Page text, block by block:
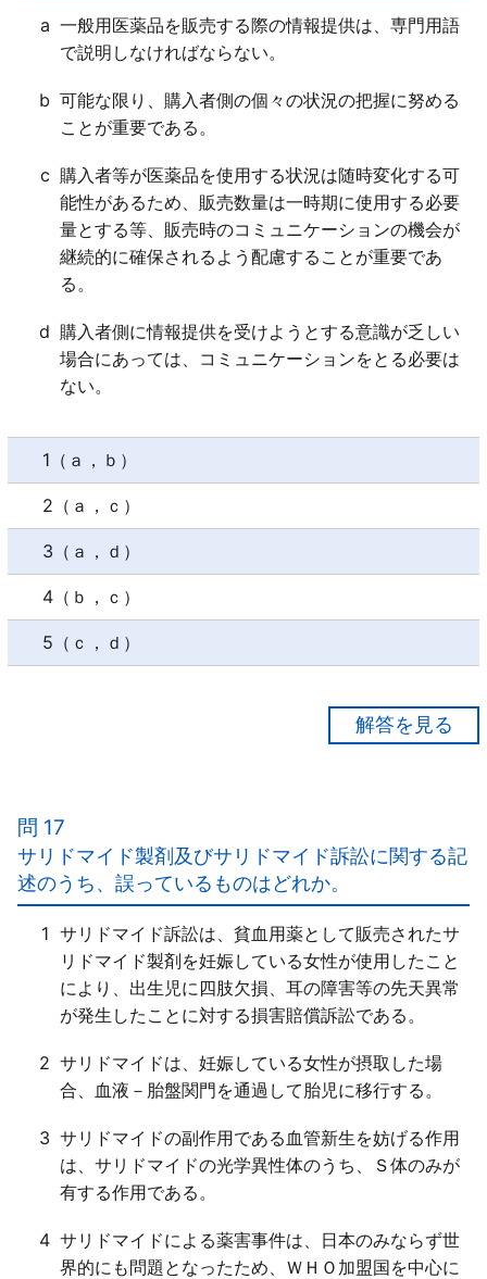
患部が広範囲である場合等）に、一般用医薬品を使用
することは、一般用医薬品の役割にかんがみて、「適
切な対処とはいえない」。
ｃ○
a 一般用医薬品を販売する際の情報提供は、専門用語
で説明しなければならない。
b 可能な限り、購入者側の個々の状況の把握に努める
ことが重要である。
c 購入者等が医薬品を使用する状況は随時変化する可
能性があるため、販売数量は一時期に使用する必要
量とする等、販売時のコミュニケーションの機会が
継続的に確保されるよう配慮することが重要であ
る。
d 購入者側に情報提供を受けようとする意識が乏しい
場合にあっては、コミュニケーションをとる必要は
ない。
1（ａ，ｂ）
2（ａ，ｃ）
3（ａ，ｄ）
4（ｂ，ｃ）
5（ｃ，ｄ）
一般用医薬品を販売する際の情報提供は、「専門用語
を分かりやすい平易な表現で説明する」。
ｂ○
ｃ○
購入者側に情報提供を受けようとする意識が乏しく、
コミュニケーションが成立しがたい場合でも、「購入
者側から医薬品の使用状況に係る情報をできる限り引
き出し、可能な情報提供を行っていくためのコミュニ
ケーション技術を身につけるべきである」。
問 17
サリドマイド製剤及びサリドマイド訴訟に関する記
述のうち、誤っているものはどれか。
1 サリドマイド訴訟は、貧血用薬として販売されたサ
リドマイド製剤を妊娠している女性が使用したこと
により、出生児に四肢欠損、耳の障害等の先天異常
が発生したことに対する損害賠償訴訟である。
2 サリドマイドは、妊娠している女性が摂取した場
合、血液－胎盤関門を通過して胎児に移行する。
3 サリドマイドの副作用である血管新生を妨げる作用
は、サリドマイドの光学異性体のうち、Ｓ体のみが
有する作用である。
4 サリドマイドによる薬害事件は、日本のみならず世
界的にも問題となったため、ＷＨＯ加盟国を中心に